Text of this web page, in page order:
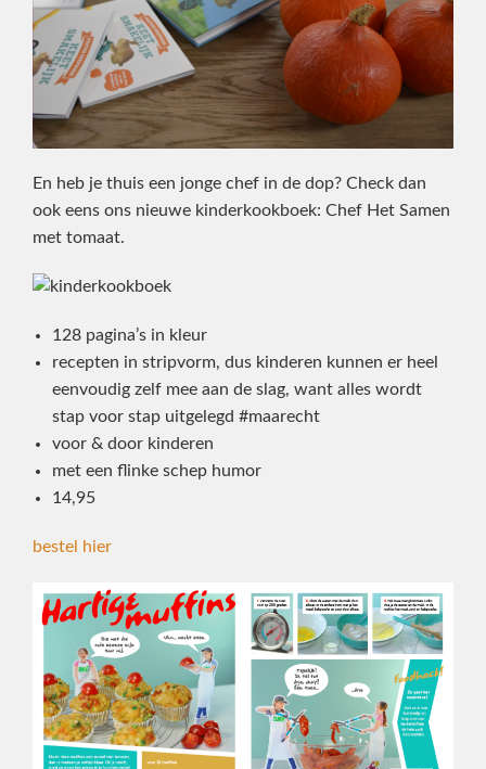
En heb je thuis een jonge chef in de dop? Check dan
ook eens ons nieuwe kinderkookboek: Chef Het Samen
met tomaat.
128 pagina’s in kleur
recepten in stripvorm, dus kinderen kunnen er heel
eenvoudig zelf mee aan de slag, want alles wordt
stap voor stap uitgelegd #maarecht
voor & door kinderen
met een flinke schep humor
14,95
bestel hier